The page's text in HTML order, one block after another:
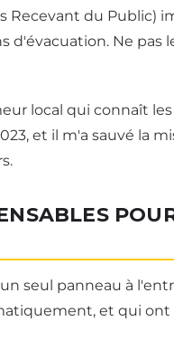
du Public)
d'évacuation. Ne pas
local qui connaît
et il m'a sauvé la
seul panneau à
et qui ont